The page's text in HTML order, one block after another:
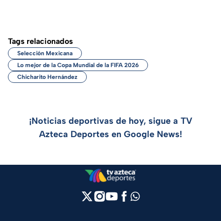
Tags relacionados
Selección Mexicana
Lo mejor de la Copa Mundial de la FIFA 2026
Chicharito Hernández
¡Noticias deportivas de hoy, sigue a TV
Azteca Deportes en Google News!